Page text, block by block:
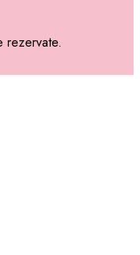
rezervate.